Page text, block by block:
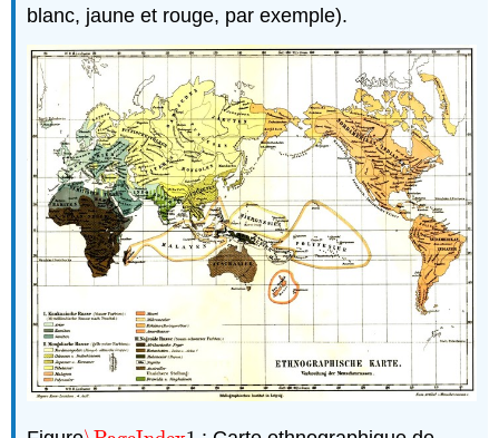
blanc, jaune et rouge, par exemple).